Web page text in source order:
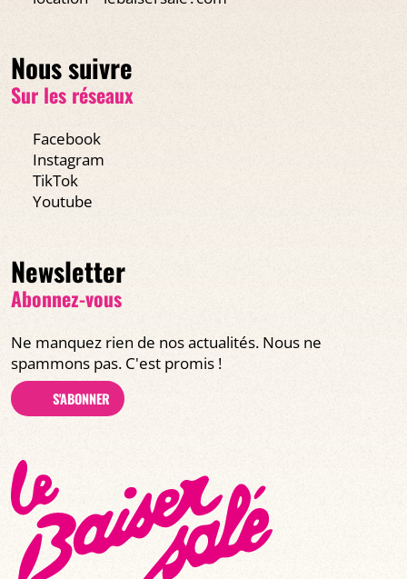
Nous suivre
Sur les réseaux
Facebook
Instagram
TikTok
Youtube
Newsletter
Abonnez-vous
Ne manquez rien de nos actualités. Nous ne
spammons pas. C'est promis !
S'ABONNER